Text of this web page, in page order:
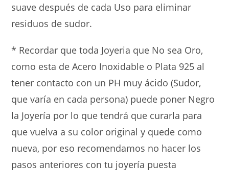
suave después de cada Uso para eliminar
residuos de sudor.
* Recordar que toda Joyeria que No sea Oro,
como esta de Acero Inoxidable o Plata 925 al
tener contacto con un PH muy ácido (Sudor,
que varía en cada persona) puede poner Negro
la Joyería por lo que tendrá que curarla para
que vuelva a su color original y quede como
nueva, por eso recomendamos no hacer los
pasos anteriores con tu joyería puesta